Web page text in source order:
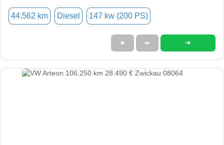
44.562 km Diesel 147 kw (200 PS)
★ ➦ ➜